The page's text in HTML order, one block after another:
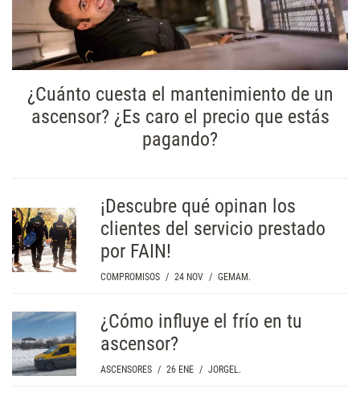
¿Cuánto cuesta el mantenimiento de un
ascensor? ¿Es caro el precio que estás
pagando?
¡Descubre qué opinan los
clientes del servicio prestado
por FAIN!
COMPROMISOS / 24 NOV / GEMAM.
¿Cómo influye el frío en tu
ascensor?
ASCENSORES / 26 ENE / JORGEL.